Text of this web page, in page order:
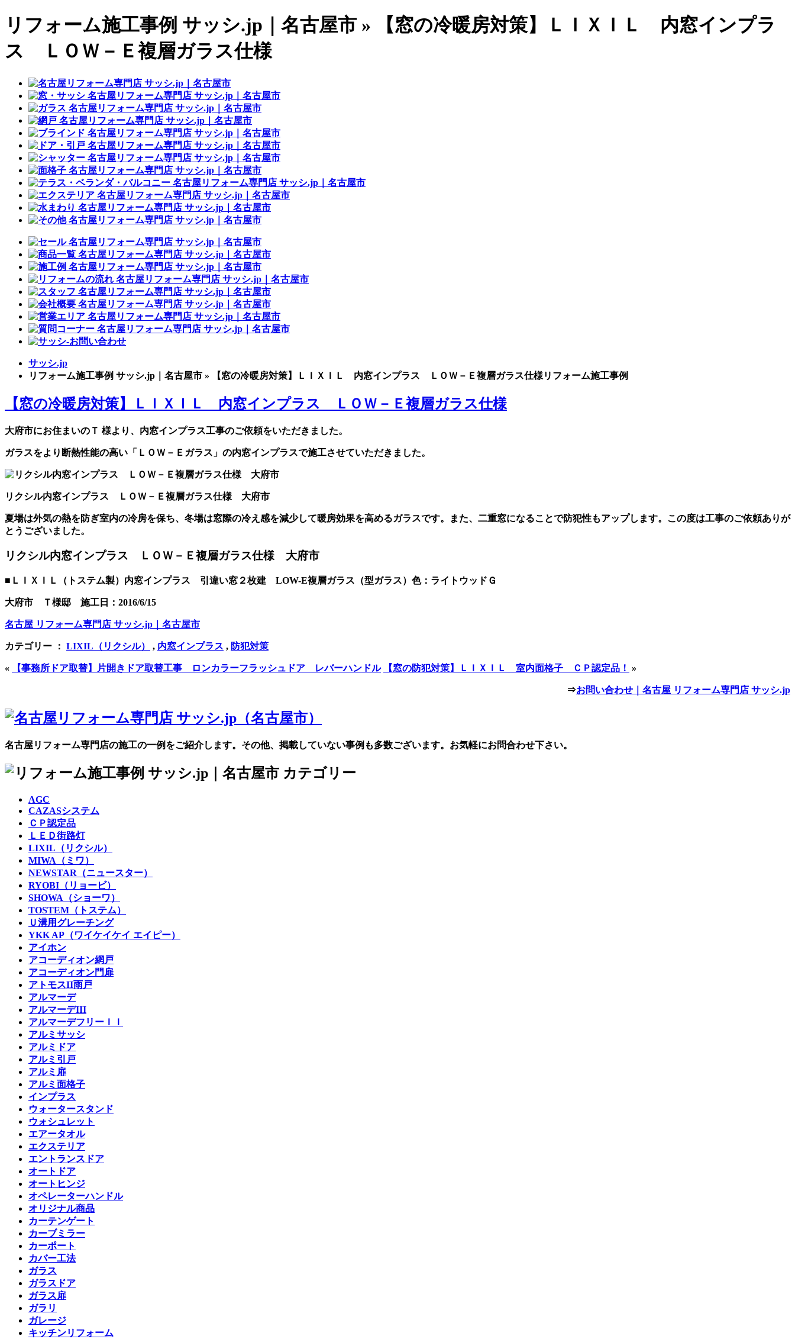
リフォーム施工事例 サッシ.jp｜名古屋市 » 【窓の冷暖房対策】ＬＩＸＩＬ 内窓インプラ
ス ＬＯＷ－Ｅ複層ガラス仕様
サッシ.jp
リフォーム施工事例 サッシ.jp｜名古屋市 » 【窓の冷暖房対策】ＬＩＸＩＬ 内窓インプラス ＬＯＷ－Ｅ複層ガラス仕様リフォーム施工事例
【窓の冷暖房対策】ＬＩＸＩＬ 内窓インプラス ＬＯＷ－Ｅ複層ガラス仕様
大府市にお住まいのＴ 様より、内窓インプラス工事のご依頼をいただきました。
ガラスをより断熱性能の高い「ＬＯＷ－Ｅガラス」の内窓インプラスで施工させていただきました。
リクシル内窓インプラス ＬＯＷ－Ｅ複層ガラス仕様 大府市
夏場は外気の熱を防ぎ室内の冷房を保ち、冬場は窓際の冷え感を減少して暖房効果を高めるガラスです。また、二重窓になることで防犯性もアップします。この度は工事のご依頼ありが
とうございました。
リクシル内窓インプラス ＬＯＷ－Ｅ複層ガラス仕様 大府市
■ＬＩＸＩＬ（トステム製）内窓インプラス 引違い窓２枚建 LOW-E複層ガラス（型ガラス）色：ライトウッドＧ
大府市 Ｔ様邸 施工日：2016/6/15
名古屋 リフォーム専門店 サッシ.jp｜名古屋市
カテゴリー ： LIXIL（リクシル） , 内窓インプラス , 防犯対策
« 【事務所ドア取替】片開きドア取替工事 ロンカラーフラッシュドア レバーハンドル 【窓の防犯対策】ＬＩＸＩＬ 室内面格子 ＣＰ認定品！ »
⇒お問い合わせ｜名古屋 リフォーム専門店 サッシ.jp
名古屋リフォーム専門店の施工の一例をご紹介します。その他、掲載していない事例も多数ございます。お気軽にお問合わせ下さい。
AGC
CAZASシステム
ＣＰ認定品
ＬＥＤ街路灯
LIXIL（リクシル）
MIWA（ミワ）
NEWSTAR（ニュースター）
RYOBI（リョービ）
SHOWA（ショーワ）
TOSTEM（トステム）
Ｕ溝用グレーチング
YKK AP（ワイケイケイ エイピー）
アイホン
アコーディオン網戸
アコーディオン門扉
アトモスII雨戸
アルマーデ
アルマーデIII
アルマーデフリーＩＩ
アルミサッシ
アルミドア
アルミ引戸
アルミ扉
アルミ面格子
インプラス
ウォータースタンド
ウォシュレット
エアータオル
エクステリア
エントランスドア
オートドア
オートヒンジ
オペレーターハンドル
オリジナル商品
カーテンゲート
カーブミラー
カーポート
カバー工法
ガラス
ガラスドア
ガラス扉
ガラリ
ガレージ
キッチンリフォーム